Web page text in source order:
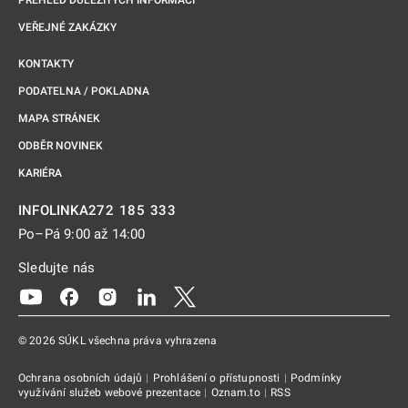
VEŘEJNÉ ZAKÁZKY
KONTAKTY
PODATELNA / POKLADNA
MAPA STRÁNEK
ODBĚR NOVINEK
KARIÉRA
INFOLINKA272 185 333
Po–Pá 9:00 až 14:00
Sledujte nás
Odkaz se otevře na nové kartě
Odkaz se otevře na nové kartě
Odkaz se otevře na nové kartě
Odkaz se otevře na nové kartě
© 2026 SÚKL všechna práva vyhrazena
Ochrana osobních údajů | Prohlášení o přístupnosti | Podmínky
využívání služeb webové prezentace | Oznam.to | RSS